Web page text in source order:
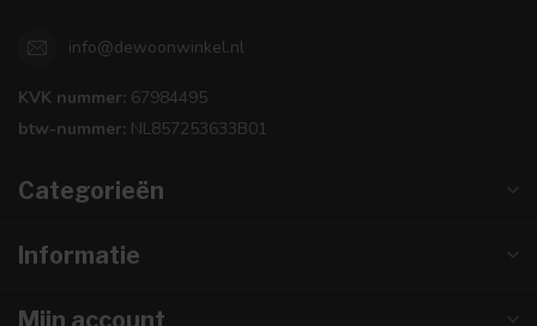
info@dewoonwinkel.nl
KVK nummer: 67984495
btw-nummer: NL857253633B01
Categorieën
Informatie
Mijn account